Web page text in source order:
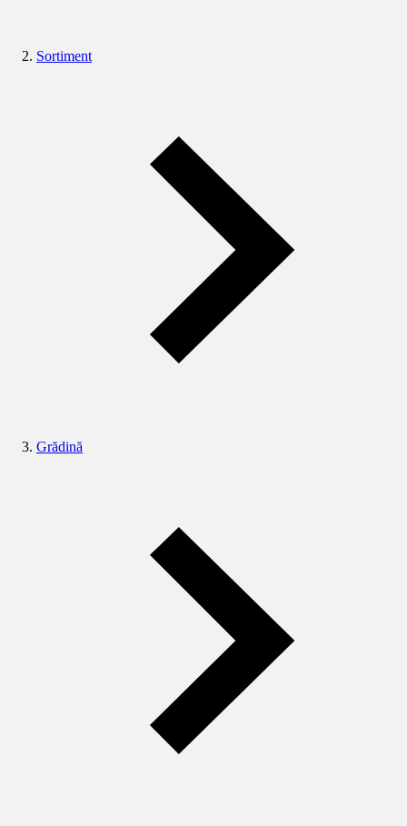
Sortiment
Grădină